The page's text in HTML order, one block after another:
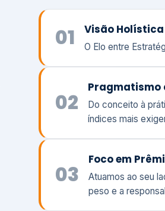
01 Visão
O Elo entre
02
Pragmatismo
Do conceito à
índices mais
03
Foco em
Atuamos ao seu
peso e a